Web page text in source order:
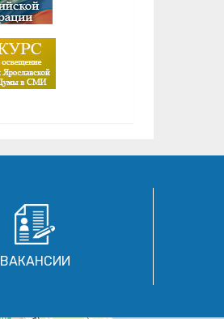
ВАКАНСИИ